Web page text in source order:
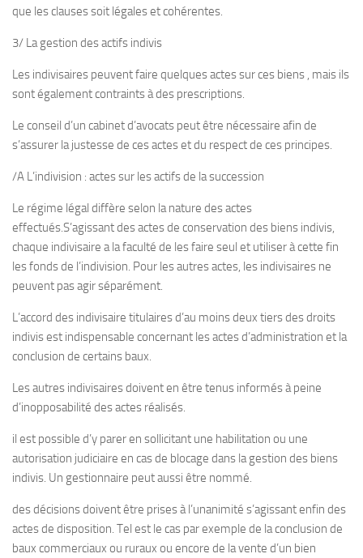
que les clauses soit légales et cohérentes.
3/ La gestion des actifs indivis
Les indivisaires peuvent faire quelques actes sur ces biens , mais ils
sont également contraints à des prescriptions.
Le conseil d’un cabinet d’avocats peut être nécessaire afin de
s’assurer la justesse de ces actes et du respect de ces principes.
/A L’indivision : actes sur les actifs de la succession
Le régime légal diffère selon la nature des actes
effectués.S’agissant des actes de conservation des biens indivis,
chaque indivisaire a la faculté de les faire seul et utiliser à cette fin
les fonds de l’indivision. Pour les autres actes, les indivisaires ne
peuvent pas agir séparément.
L’accord des indivisaire titulaires d’au moins deux tiers des droits
indivis est indispensable concernant les actes d’administration et la
conclusion de certains baux.
Les autres indivisaires doivent en être tenus informés à peine
d’inopposabilité des actes réalisés.
il est possible d’y parer en sollicitant une habilitation ou une
autorisation judiciaire en cas de blocage dans la gestion des biens
indivis. Un gestionnaire peut aussi être nommé.
des décisions doivent être prises à l’unanimité s’agissant enfin des
actes de disposition. Tel est le cas par exemple de la conclusion de
baux commerciaux ou ruraux ou encore de la vente d’un bien